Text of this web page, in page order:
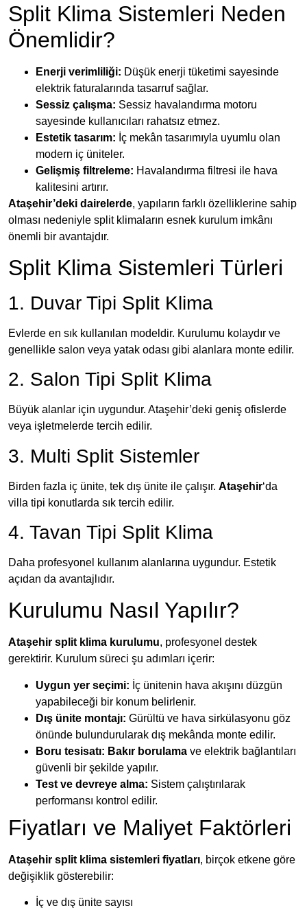
Split Klima Sistemleri Neden
Önemlidir?
Enerji verimliliği: Düşük enerji tüketimi sayesinde
elektrik faturalarında tasarruf sağlar.
Sessiz çalışma: Sessiz havalandırma motoru
sayesinde kullanıcıları rahatsız etmez.
Estetik tasarım: İç mekân tasarımıyla uyumlu olan
modern iç üniteler.
Gelişmiş filtreleme: Havalandırma filtresi ile hava
kalitesini artırır.
Ataşehir’deki dairelerde, yapıların farklı özelliklerine sahip
olması nedeniyle split klimaların esnek kurulum imkânı
önemli bir avantajdır.
Split Klima Sistemleri Türleri
1. Duvar Tipi Split Klima
Evlerde en sık kullanılan modeldir. Kurulumu kolaydır ve
genellikle salon veya yatak odası gibi alanlara monte edilir.
2. Salon Tipi Split Klima
Büyük alanlar için uygundur. Ataşehir’deki geniş ofislerde
veya işletmelerde tercih edilir.
3. Multi Split Sistemler
Birden fazla iç ünite, tek dış ünite ile çalışır. Ataşehir‘da
villa tipi konutlarda sık tercih edilir.
4. Tavan Tipi Split Klima
Daha profesyonel kullanım alanlarına uygundur. Estetik
açıdan da avantajlıdır.
Kurulumu Nasıl Yapılır?
Ataşehir split klima kurulumu, profesyonel destek
gerektirir. Kurulum süreci şu adımları içerir:
Uygun yer seçimi: İç ünitenin hava akışını düzgün
yapabileceği bir konum belirlenir.
Dış ünite montajı: Gürültü ve hava sirkülasyonu göz
önünde bulundurularak dış mekânda monte edilir.
Boru tesisatı: Bakır borulama ve elektrik bağlantıları
güvenli bir şekilde yapılır.
Test ve devreye alma: Sistem çalıştırılarak
performansı kontrol edilir.
Fiyatları ve Maliyet Faktörleri
Ataşehir split klima sistemleri fiyatları, birçok etkene göre
değişiklik gösterebilir:
İç ve dış ünite sayısı